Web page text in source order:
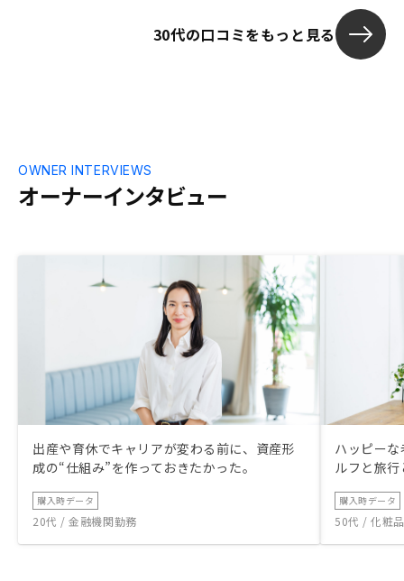
の決済連絡はありましたが、御社からの連
30代の口コミをもっと見る
オーナーインタビュー
OWNER INTERVIEWS
出産や育休でキャリアが変わる前に、資産形
成の“仕組み”を作っておきたかった。
購入時データ
20代 / 金融機関勤務
ハッピー
ルフと旅
購入時データ
50代 / 化粧